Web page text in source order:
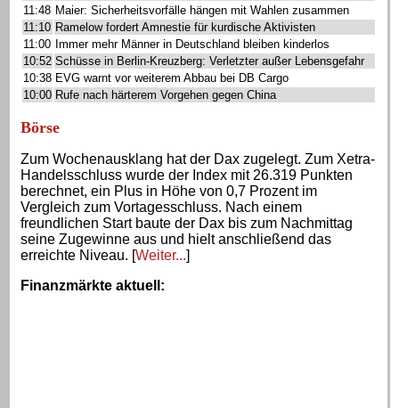
11:48 Maier: Sicherheitsvorfälle hängen mit Wahlen zusammen
11:10 Ramelow fordert Amnestie für kurdische Aktivisten
11:00 Immer mehr Männer in Deutschland bleiben kinderlos
10:52 Schüsse in Berlin-Kreuzberg: Verletzter außer Lebensgefahr
10:38 EVG warnt vor weiterem Abbau bei DB Cargo
10:00 Rufe nach härterem Vorgehen gegen China
Börse
Zum Wochenausklang hat der Dax zugelegt. Zum Xetra-
Handelsschluss wurde der Index mit 26.319 Punkten
berechnet, ein Plus in Höhe von 0,7 Prozent im
Vergleich zum Vortagesschluss. Nach einem
freundlichen Start baute der Dax bis zum Nachmittag
seine Zugewinne aus und hielt anschließend das
erreichte Niveau. [Weiter...]
Finanzmärkte aktuell :